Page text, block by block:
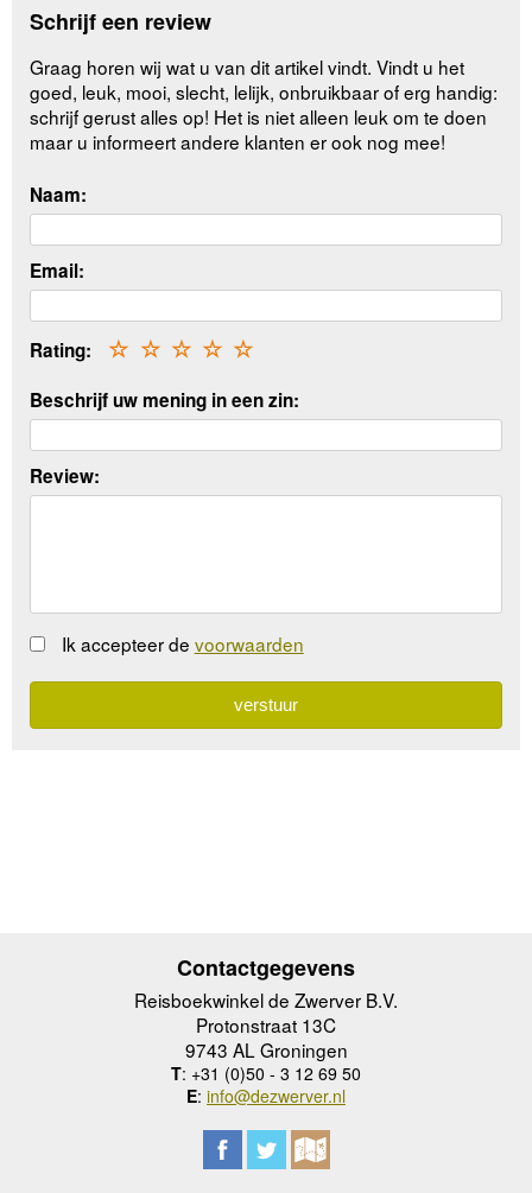
Schrijf een review
Graag horen wij wat u van dit artikel vindt. Vindt u het
goed, leuk, mooi, slecht, lelijk, onbruikbaar of erg handig:
schrijf gerust alles op! Het is niet alleen leuk om te doen
maar u informeert andere klanten er ook nog mee!
Naam:
Email:
Rating: ☆
☆
☆
☆
☆
Beschrijf uw mening in een zin:
Review:
Ik accepteer de voorwaarden
Contactgegevens
Reisboekwinkel de Zwerver B.V.
Protonstraat 13C
9743 AL Groningen
T: +31 (0)50 - 3 12 69 50
E: info@dezwerver.nl